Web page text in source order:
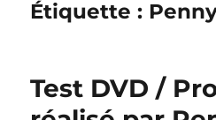
Étiquette :
Test DVD /